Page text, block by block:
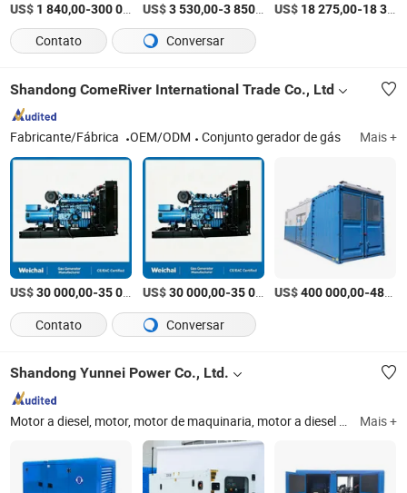
US$ 1 840,00-300 000,00 /Peça
US$3 530,00-3 850,00 /Peça
US$ 18 275,00-18 375,00
Contato Conversar
Shandong ComeRiver International Trade Co., Ltd
Fabricante/Fábrica OEM/ODM Conjunto gerador de gás Mais +
US$30 000,00-35 000,00 /Peça
US$30 000,00-35 000,00 /Peça
US$400 000,00-480 000,00
Contato Conversar
Shandong Yunnei Power Co., Ltd.
Mais +